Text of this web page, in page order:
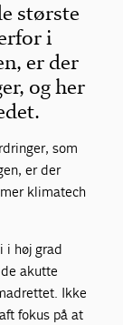
største
i
er der
og her
som
er der
klimatech
i høj grad
akutte
Ikke
fokus på at